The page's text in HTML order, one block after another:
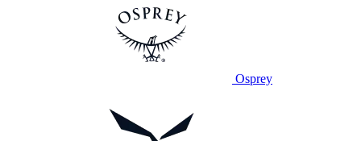
Osprey